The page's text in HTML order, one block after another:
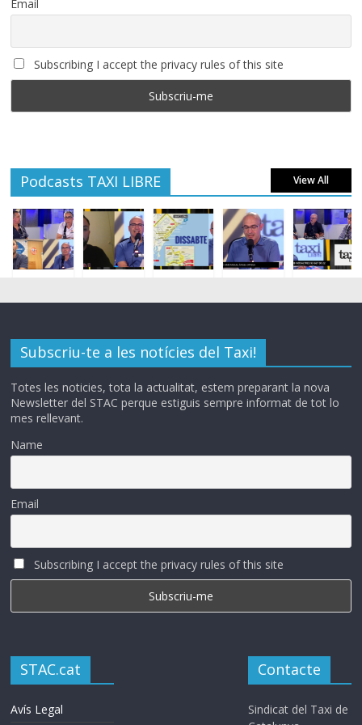
Email
Subscribing I accept the privacy rules of this site
Podcasts TAXI LIBRE View All
Subscriu-te a les notícies del Taxi!
Totes les noticies, tota la actualitat, estem preparant la nova
Newsletter del STAC perque estiguis sempre informat de tot lo
mes rellevant.
Name
Email
Subscribing I accept the privacy rules of this site
STAC.cat
Avís Legal
Contacte
Sindicat del Taxi de